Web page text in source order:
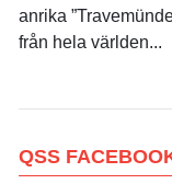
anrika
från hela världen...
QSS